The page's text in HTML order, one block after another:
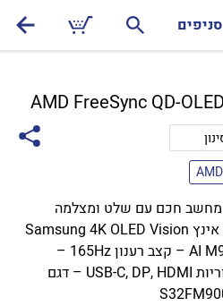
סניפים
חכם עם שלט ומצלמה
31.5 אינץ Samsung 4K OLED Vision
AI M90SF – קצב רענון 165Hz –
קישוריות USB-C, DP, HDMI – דגם